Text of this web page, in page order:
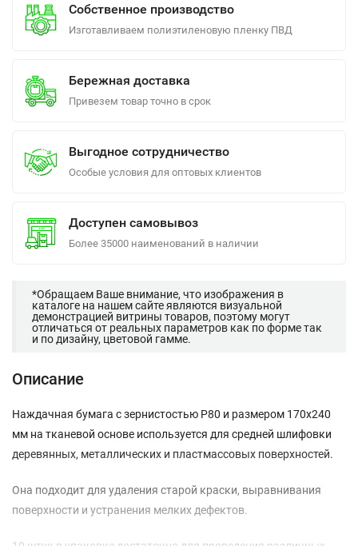
Собственное производство
Изготавливаем полиэтиленовую пленку ПВД
Бережная доставка
Привезем товар точно в срок
Выгодное сотрудничество
Особые условия для оптовых клиентов
Доступен самовывоз
Более 35000 наименований в наличии
*Обращаем Ваше внимание, что изображения в
каталоге на нашем сайте являются визуальной
демонстрацией витрины товаров, поэтому могут
отличаться от реальных параметров как по форме так
и по дизайну, цветовой гамме.
Описание
Наждачная бумага с зернистостью Р80 и размером 170x240
мм на тканевой основе используется для средней шлифовки
деревянных, металлических и пластмассовых поверхностей.
Она подходит для удаления старой краски, выравнивания
поверхности и устранения мелких дефектов.